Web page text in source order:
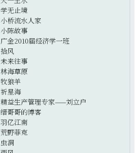
学无止境
小桥流水人家
小陈故事
广金2010届经济学一班
拾风
未来往事
林海草原
牧狼羊
祈星海
精益生产管理专家——刘立户
缙哥哥的博客
羽亿江南
荒野菲克
虫洞